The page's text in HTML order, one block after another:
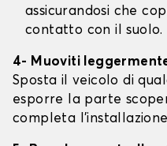
assicurandosi che
contatto con il suolo.
4- Muoviti
Sposta il veicolo di
esporre la parte
completa